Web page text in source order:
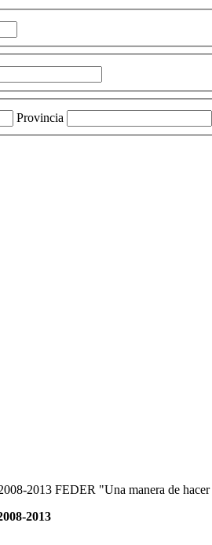
Provincia
2013